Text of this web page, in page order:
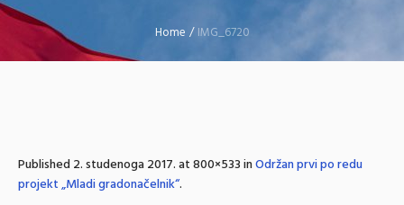
Home /IMG_6720
Published2. studenoga 2017.at 800×533 inOdržan prvi po redu
projekt „Mladi gradonačelnik“.